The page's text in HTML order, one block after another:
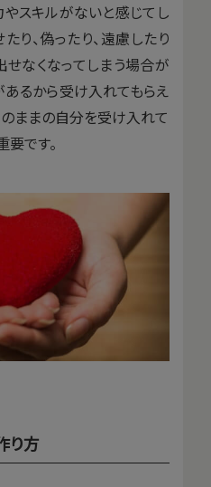
スキルがないと感じてし
り、偽ったり、遠慮したり
せなくなってしまう場合が
あるから受け入れてもらえ
のままの自分を受け入れて
です。
り方